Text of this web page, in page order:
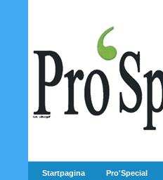
Startpagina Pro'Special